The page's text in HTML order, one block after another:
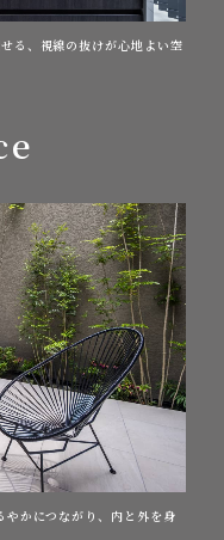
る、視線の抜けが心地よい空
かにつながり、内と外を身